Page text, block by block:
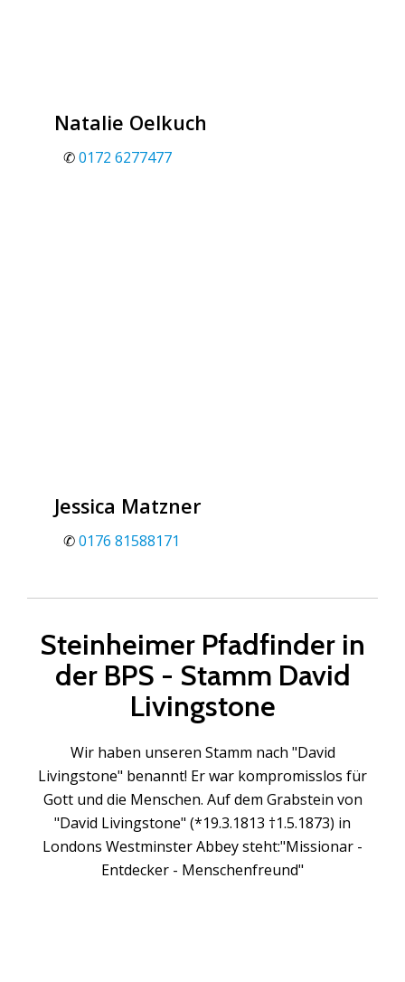
Natalie Oelkuch
✆0172 6277477
Jessica Matzner
✆0176 81588171
Steinheimer Pfadfinder in
der BPS - Stamm David
Livingstone
Wir haben unseren Stamm nach "David
Livingstone" benannt! Er war kompromisslos für
Gott und die Menschen. Auf dem Grabstein von
"David Livingstone" (*19.3.1813 †1.5.1873) in
Londons Westminster Abbey steht:"Missionar -
Entdecker - Menschenfreund"